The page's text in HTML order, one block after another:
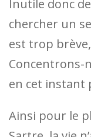
Inutile donc
chercher un
est trop
Concentrons-
en cet instant
Ainsi pour le